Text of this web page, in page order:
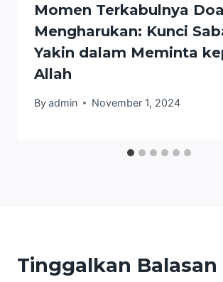
Momen Terkabulnya
Mengharukan: Kunci
Yakin dalam Meminta
Allah
Byadmin November 1, 2024
Tinggalkan Balasan